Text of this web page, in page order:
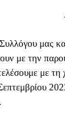
μας
με την
με